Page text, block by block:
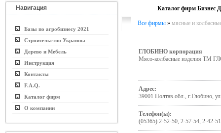
Навигация
Базы по агробизнесу 2021
Строительство Украины
Дерево и Мебель
Инструкция
Контакты
F.A.Q.
Каталог фирм
О компании
Каталог фирм Бизнес
Все фирмы » мясные и
ГЛОБИНО корпорация
Мясо-колбасные изделия ТМ
Адрес:
39001 Полтав.обл., г.Глобино,
Телефон(ы):
(05365) 2-52-50, 2-57-54, 2-42-51